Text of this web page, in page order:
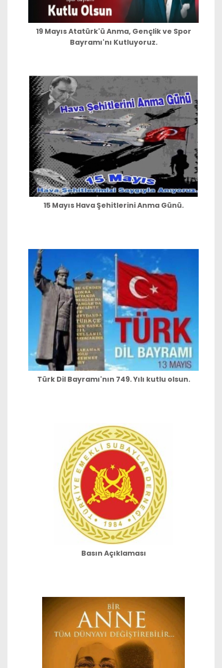
19 Mayıs Atatürk'ü Anma, Gençlik ve Spor
Bayramı'nı Kutluyoruz.
15 Mayıs Hava Şehitlerini Anma Günü.
Türk Dil Bayramı'nın 749. Yılı kutlu olsun.
Basın Açıklaması